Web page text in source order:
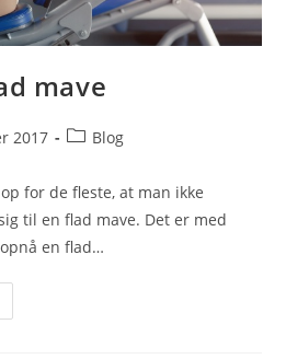
mave
2017
PostBlog
for de fleste, at man ikke
til en flad mave. Det er med
en flad…